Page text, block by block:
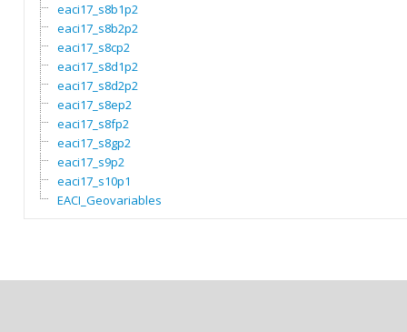
eaci17_s8b1p2
eaci17_s8b2p2
eaci17_s8cp2
eaci17_s8d1p2
eaci17_s8d2p2
eaci17_s8ep2
eaci17_s8fp2
eaci17_s8gp2
eaci17_s9p2
eaci17_s10p1
EACI_Geovariables